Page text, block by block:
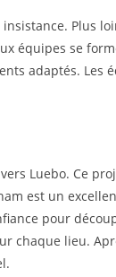
Plus
équipes se
adaptés.
Luebo. Ce
est un
pour
chaque lieu.